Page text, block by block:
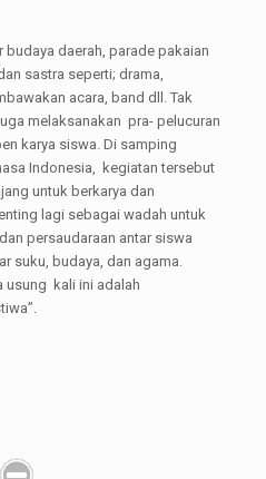
daerah, parade pakaian
sastra seperti; drama,
acara, band dll. Tak
melaksanakan pra- pelucuran
karya siswa. Di samping
Indonesia, kegiatan tersebut
untuk berkarya dan
lagi sebagai wadah untuk
persaudaraan antar siswa
suku, budaya, dan agama.
usung kali ini adalah